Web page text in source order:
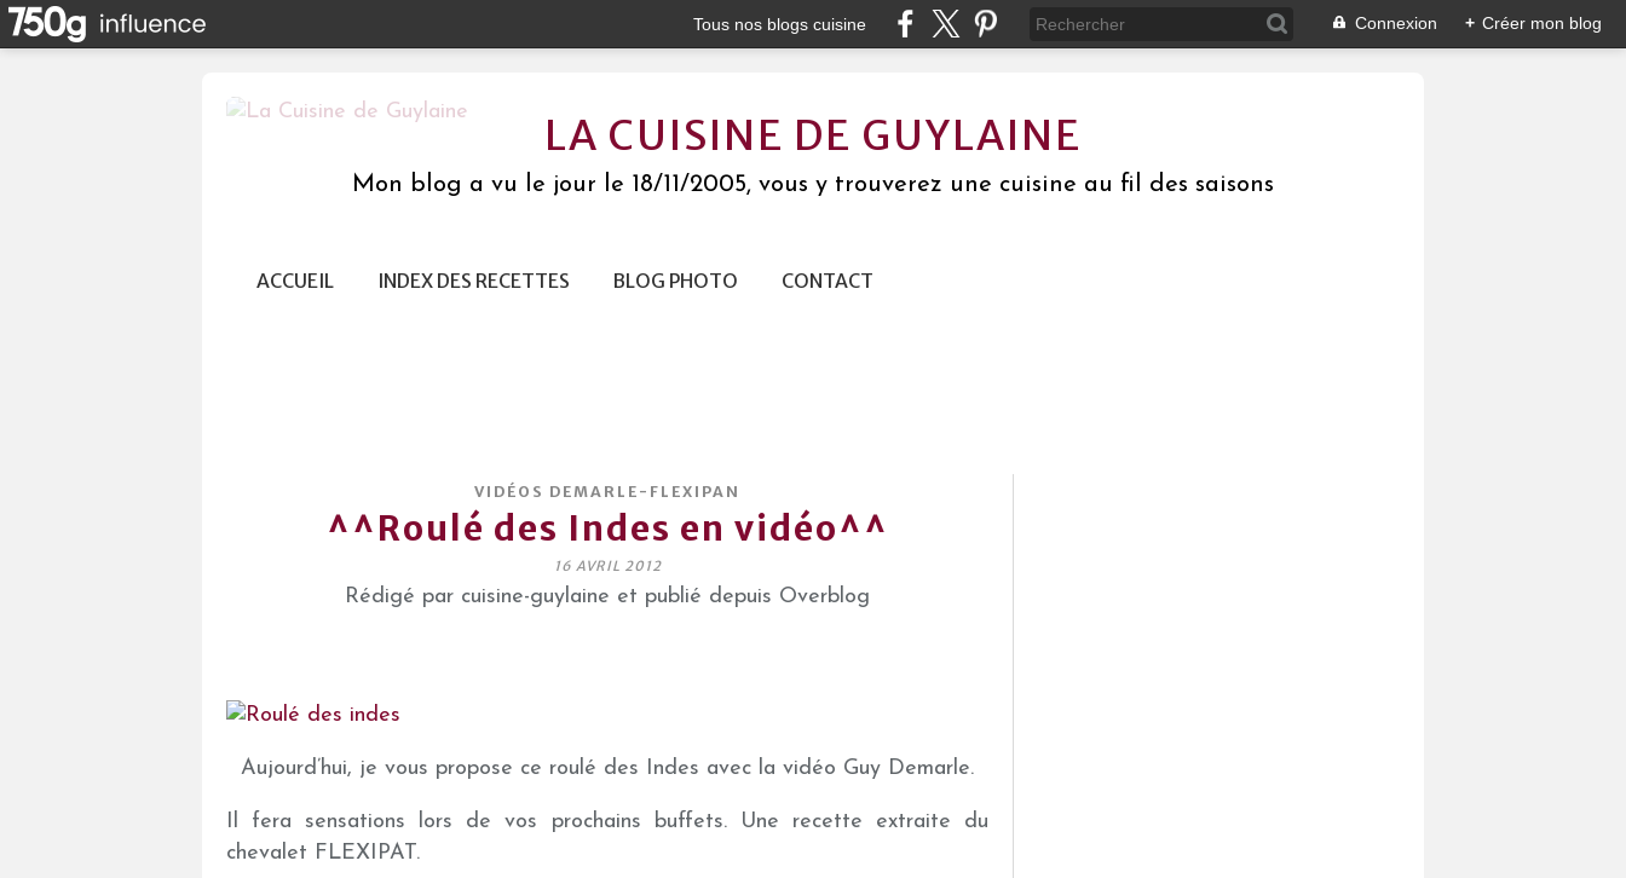
Tous nos blogs cuisine Connexion + Créer mon blog
LA CUISINE DE GUYLAINE
Mon blog a vu le jour le 18/11/2005, vous y trouverez une cuisine au fil des saisons
ACCUEIL INDEX DES RECETTES BLOG PHOTO CONTACT
VIDÉOS DEMARLE-FLEXIPAN
^^Roulé des Indes en vidéo^^
16 AVRIL 2012
Rédigé par cuisine-guylaine et publié depuis Overblog
Aujourd’hui, je vous propose ce roulé des Indes avec la vidéo Guy Demarle.
Il fera sensations lors de vos prochains buffets. Une recette extraite du
chevalet FLEXIPAT.